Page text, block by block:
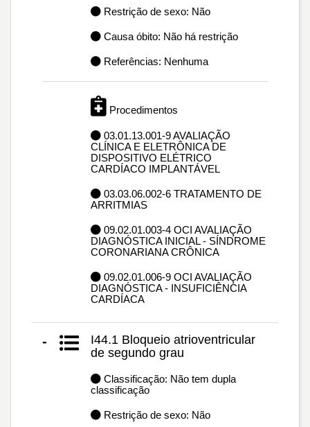
Restrição de sexo: Não
Causa óbito: Não há restrição
Referências: Nenhuma
Procedimentos
03.01.13.001-9 AVALIAÇÃO
CLÍNICA E ELETRÔNICA DE
DISPOSITIVO ELÉTRICO
CARDÍACO IMPLANTÁVEL
03.03.06.002-6 TRATAMENTO DE
ARRITMIAS
09.02.01.003-4 OCI AVALIAÇÃO
DIAGNÓSTICA INICIAL - SÍNDROME
CORONARIANA CRÔNICA
09.02.01.006-9 OCI AVALIAÇÃO
DIAGNÓSTICA - INSUFICIÊNCIA
CARDÍACA
-
I44.1 Bloqueio atrioventricular
de segundo grau
Classificação: Não tem dupla
classificação
Restrição de sexo: Não